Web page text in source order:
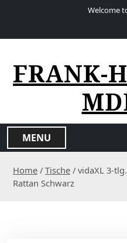
Welcome
FRANK-
MENU
Home / Tische / vidaXL 3-
Rattan Schwarz